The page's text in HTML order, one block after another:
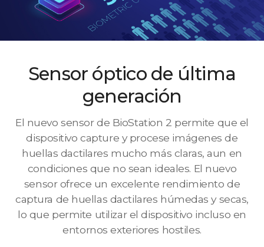
Sensor óptico de última
generación
El nuevo sensor de BioStation 2 permite que el
dispositivo capture y procese imágenes de
huellas dactilares mucho más claras, aun en
condiciones que no sean ideales. El nuevo
sensor ofrece un excelente rendimiento de
captura de huellas dactilares húmedas y secas,
lo que permite utilizar el dispositivo incluso en
entornos exteriores hostiles.